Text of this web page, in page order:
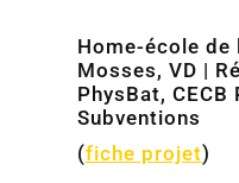
Home-école de
Mosses, VD |
PhysBat,
Subventions
(fiche projet)